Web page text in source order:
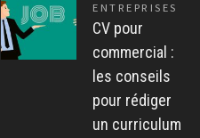
ENTREPRISES
CV pour
commercial :
les conseils
pour rédiger
un curriculum